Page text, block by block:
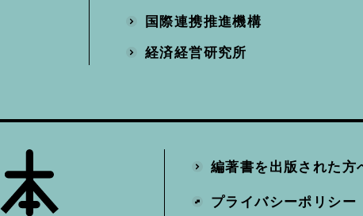
国際連携推進機構
経済経営研究所
編著書を出版された方
プライバシーポリシー